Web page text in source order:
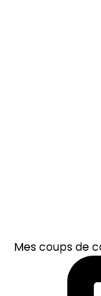
Mes coups de